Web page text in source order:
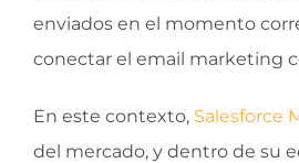
enviados en el momento
conectar el email marketing
En este contexto, Salesforce
del mercado, y dentro de su